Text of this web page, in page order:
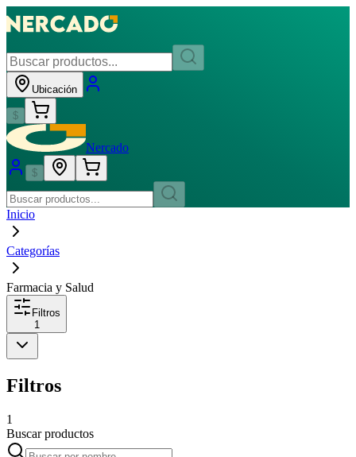
Ubicación
$
Nercado
$
Inicio
Categorías
Farmacia y Salud
Filtros
1
Filtros
1
Buscar productos